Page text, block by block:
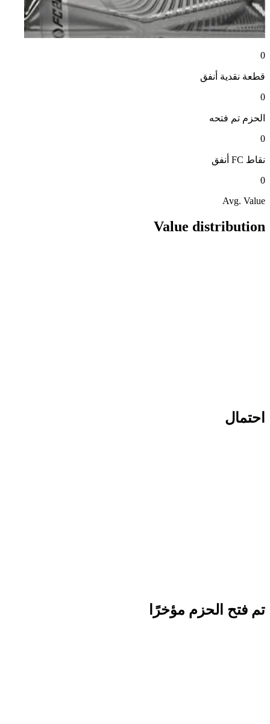
0
قطعة نقدية أنفق
0
الحزم تم فتحه
0
نقاط FC
أنفق
0
Avg. Value
Value distribution
احتمال
تم فتح الحزم مؤخرًا